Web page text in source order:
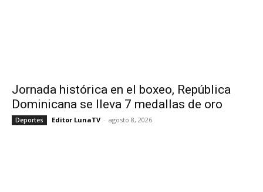
Jornada histórica en el boxeo, República
Dominicana se lleva 7 medallas de oro
Deportes Editor LunaTV - agosto 8, 2026